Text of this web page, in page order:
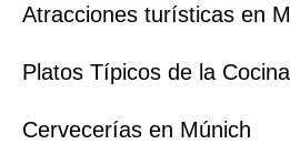
Atracciones turísticas en
Platos Típicos de la
Cervecerías en Múnich